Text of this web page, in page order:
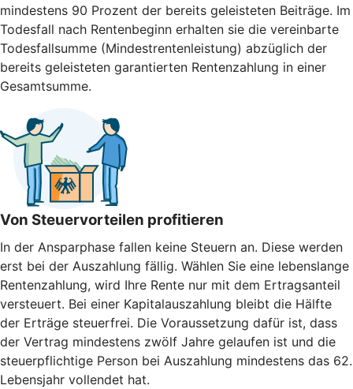
mindestens 90 Prozent der bereits geleisteten Beiträge. Im
Todesfall nach Rentenbeginn erhalten sie die vereinbarte
Todesfallsumme (Mindestrentenleistung) abzüglich der
bereits geleisteten garantierten Rentenzahlung in einer
Gesamtsumme.
Von Steuervorteilen profitieren
In der Ansparphase fallen keine Steuern an. Diese werden
erst bei der Auszahlung fällig. Wählen Sie eine lebenslange
Rentenzahlung, wird Ihre Rente nur mit dem Ertragsanteil
versteuert. Bei einer Kapitalauszahlung bleibt die Hälfte
der Erträge steuerfrei. Die Voraussetzung dafür ist, dass
der Vertrag mindestens zwölf Jahre gelaufen ist und die
steuerpflichtige Person bei Auszahlung mindestens das 62.
Lebensjahr vollendet hat.